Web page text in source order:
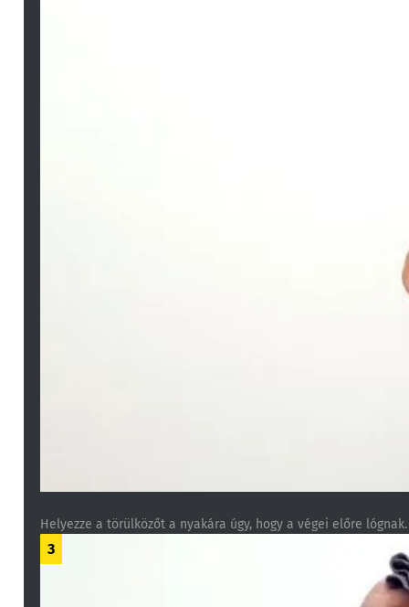
Helyezze a törülközőt a nyakára úgy, hogy a végei előre lógnak.
3